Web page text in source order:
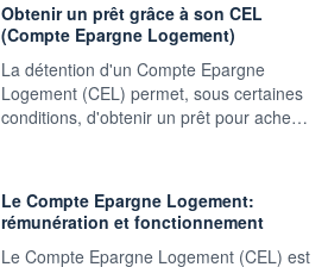
Obtenir un prêt grâce à son CEL
(Compte Epargne Logement)
La détention d'un Compte Epargne
Logement (CEL) permet, sous certaines
conditions, d'obtenir un prêt pour ache…
Le Compte Epargne Logement:
rémunération et fonctionnement
Le Compte Epargne Logement (CEL) est